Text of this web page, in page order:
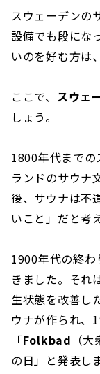
スウェーデンの
設備でも段にな
いのを好む方は
ここで、 スウェ
しょう。
1800年代まで
ランドのサウナ
後、サウナは不
いこと」だと考
1900年代の終わ
きました。それ
生状態を改善し
ウナが作られ、
「Folkbad （
の日」と発表し